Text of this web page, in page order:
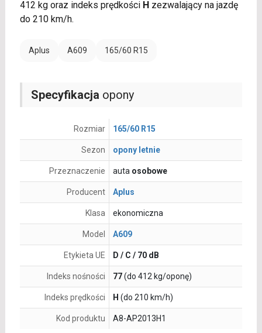
412 kg oraz indeks prędkości Hzezwalający na jazdę
do 210 km/h.
Aplus A609 165/60 R15
Specyfikacja opony
Rozmiar 165/60 R15
Sezon opony letnie
Przeznaczenie auta osobowe
Producent Aplus
Klasa ekonomiczna
Model A609
Etykieta UE D / C / 70 dB
Indeks nośności 77(do 412 kg/oponę)
Indeks prędkości H (do 210 km/h)
Kod produktu A8-AP2013H1